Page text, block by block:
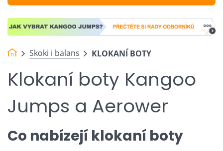
Skoki i balans KLOKANÍ BOTY
Klokaní boty Kangoo
Jumps a Aerower
Co nabízejí klokaní boty